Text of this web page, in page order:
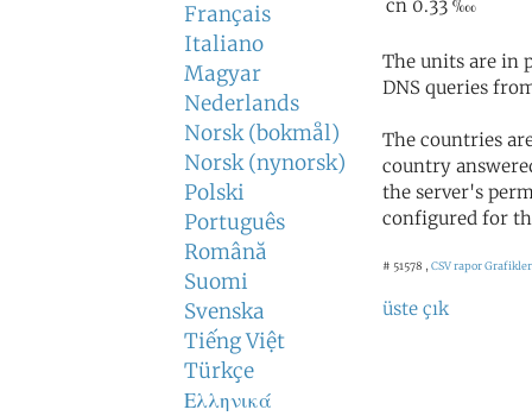
Français
Italiano
Magyar
Nederlands
Norsk (bokmål)
Norsk (nynorsk)
Polski
Português
Română
Suomi
Svenska
Tiếng Việt
Türkçe
Ελληνικά
The units are in
DNS queries
The countries
country
the server's
configured for
# 51578 , CSV raporGrafikler
üste çık